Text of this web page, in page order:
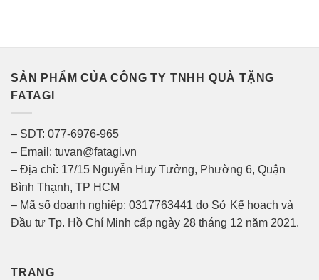
SẢN PHẨM CỦA CÔNG TY TNHH QUÀ TẶNG
FATAGI
– SDT: 077-6976-965
– Email: tuvan@fatagi.vn
– Địa chỉ: 17/15 Nguyễn Huy Tưởng, Phường 6, Quận
Bình Thạnh, TP HCM
– Mã số doanh nghiệp: 0317763441 do Sở Kế hoạch và
Đầu tư Tp. Hồ Chí Minh cấp ngày 28 tháng 12 năm 2021.
TRANG